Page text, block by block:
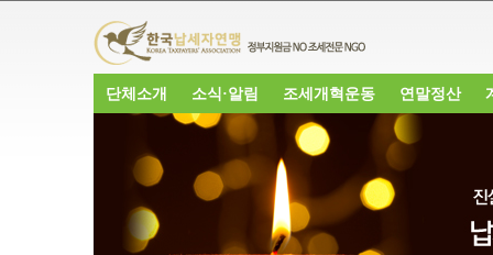
단체소개 소식·알림 조세개혁운동 연말정산